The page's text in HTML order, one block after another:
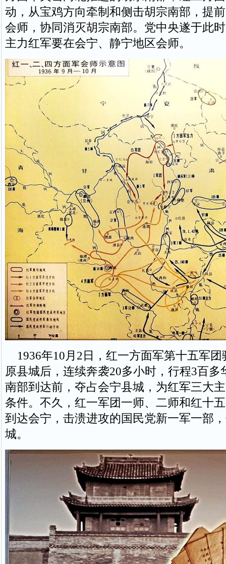
动，从宝鸡方向牵制和侧击胡宗南部，提
会师，协同消灭胡宗南部。党中央遂于此
主力红军要在会宁、静宁地区会师。
1936年10月2日，红一方面军第十五军团
原县城后，连续奔袭20多小时，行程3百多
南部到达前，夺占会宁县城，为红军三大
条件。不久，红一军团一师、二师和红十
到达会宁，击溃进攻的国民党新一军一部
城。